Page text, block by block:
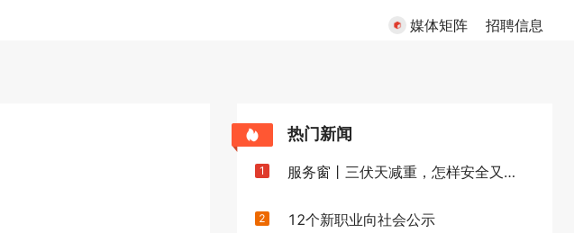
媒体矩阵 招聘信息
热门新闻
1 服务窗丨三伏天减重，怎样安全又高效
2 12个新职业向社会公示